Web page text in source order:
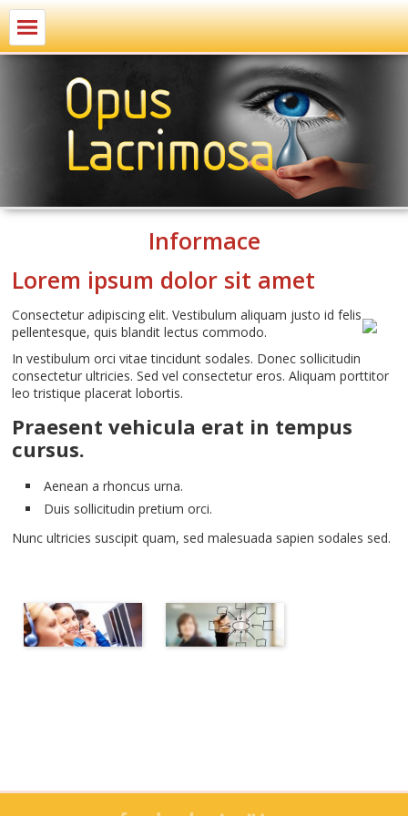
Informace
Lorem ipsum dolor sit amet
Consectetur adipiscing elit. Vestibulum aliquam justo id felis
pellentesque, quis blandit lectus commodo.
In vestibulum orci vitae tincidunt sodales. Donec sollicitudin
consectetur ultricies. Sed vel consectetur eros. Aliquam porttitor
leo tristique placerat lobortis.
Praesent vehicula erat in tempus
cursus.
Aenean a rhoncus urna.
Duis sollicitudin pretium orci.
Nunc ultricies suscipit quam, sed malesuada sapien sodales sed.